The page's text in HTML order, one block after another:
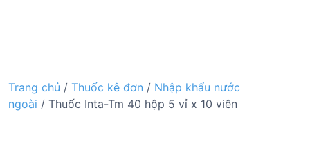
Trang chủ / Thuốc kê đơn / Nhập khẩu nước
ngoài / Thuốc Inta-Tm 40 hộp 5 vỉ x 10 viên